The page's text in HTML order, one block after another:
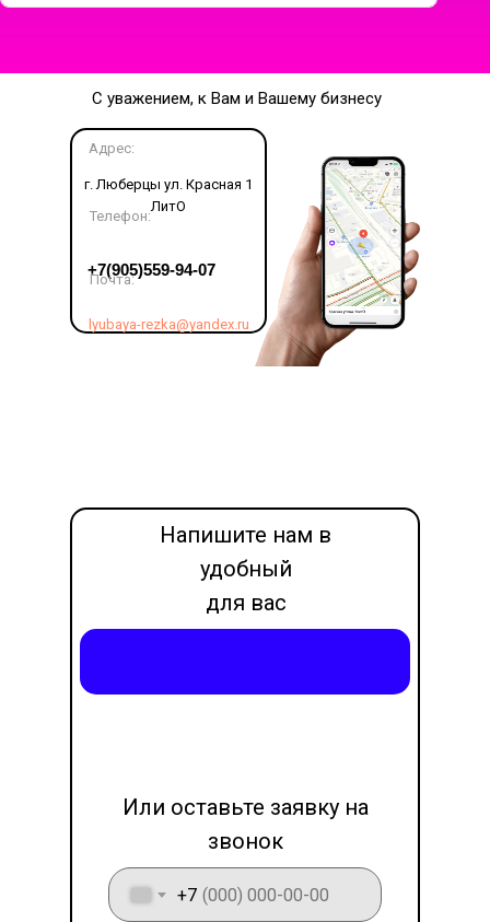
+7
Напишите нам в
удобный
для вас
месседжер
Или оставьте заявку на
звонок
С уважением, к Вам и Вашему бизнесу
Адрес:
г. Люберцы ул. Красная 1
ЛитО
Телефон:
+7(905)559-94-07
Почта:
lyubaya-rezka@yandex.ru